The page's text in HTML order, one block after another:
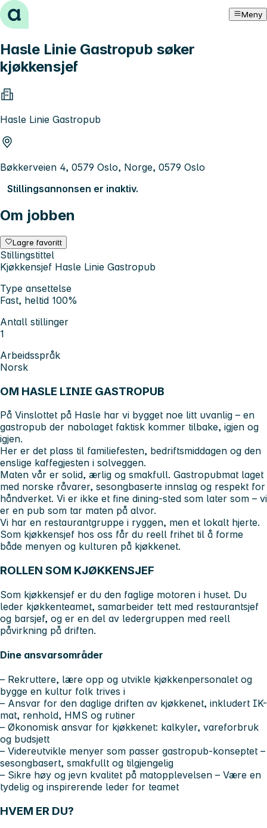
Hopp til innhold Meny
Hasle Linie Gastropub søker
kjøkkensjef
Hasle Linie Gastropub
Bøkkerveien 4, 0579 Oslo, Norge, 0579 Oslo
Stillingsannonsen er inaktiv.
Om jobben
Lagre favoritt
Stillingstittel
Kjøkkensjef Hasle Linie Gastropub
Type ansettelse
Fast, heltid 100%
Antall stillinger
1
Arbeidsspråk
Norsk
OM HASLE LINIE GASTROPUB
På Vinslottet på Hasle har vi bygget noe litt uvanlig – en
gastropub der nabolaget faktisk kommer tilbake, igjen og
igjen.
Her er det plass til familiefesten, bedriftsmiddagen og den
enslige kaffegjesten i solveggen.
Maten vår er solid, ærlig og smakfull. Gastropubmat laget
med norske råvarer, sesongbaserte innslag og respekt for
håndverket. Vi er ikke et fine dining-sted som later som – vi
er en pub som tar maten på alvor.
Vi har en restaurantgruppe i ryggen, men et lokalt hjerte.
Som kjøkkensjef hos oss får du reell frihet til å forme
både menyen og kulturen på kjøkkenet.
ROLLEN SOM KJØKKENSJEF
Som kjøkkensjef er du den faglige motoren i huset. Du
leder kjøkkenteamet, samarbeider tett med restaurantsjef
og barsjef, og er en del av ledergruppen med reell
påvirkning på driften.
Dine ansvarsområder
– Rekruttere, lære opp og utvikle kjøkkenpersonalet og
bygge en kultur folk trives i
– Ansvar for den daglige driften av kjøkkenet, inkludert IK-
mat, renhold, HMS og rutiner
– Økonomisk ansvar for kjøkkenet: kalkyler, vareforbruk
og budsjett
– Videreutvikle menyer som passer gastropub-konseptet –
sesongbasert, smakfullt og tilgjengelig
– Sikre høy og jevn kvalitet på matopplevelsen – Være en
tydelig og inspirerende leder for teamet
HVEM ER DU?